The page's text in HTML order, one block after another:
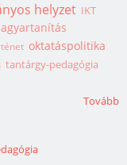
helyzet IKT
oktatáspolitika
tantárgy-pedagógia
Tovább